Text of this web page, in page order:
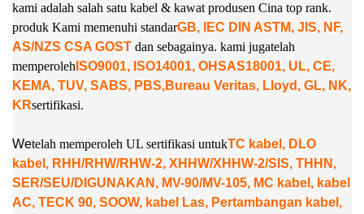
kami adalah salah satu kabel & kawat produsen Cina top rank.
produk Kami memenuhi standarGB, IEC DIN ASTM, JIS, NF,
AS/NZS CSA GOST dan sebagainya. kami jugatelah
memperoleh ISO9001, ISO14001, OHSAS18001, UL, CE,
KEMA, TUV, SABS, PBS,Bureau Veritas, Lloyd, GL, NK,
KRsertifikasi.
Wetelah memperoleh UL sertifikasi untukTC kabel, DLO
kabel, RHH/RHW/RHW-2, XHHW/XHHW-2/SIS, THHN,
SER/SEU/DIGUNAKAN, MV-90/MV-105, MC kabel, kabel
AC, TECK 90, SOOW, kabel Las, Pertambangan kabel,